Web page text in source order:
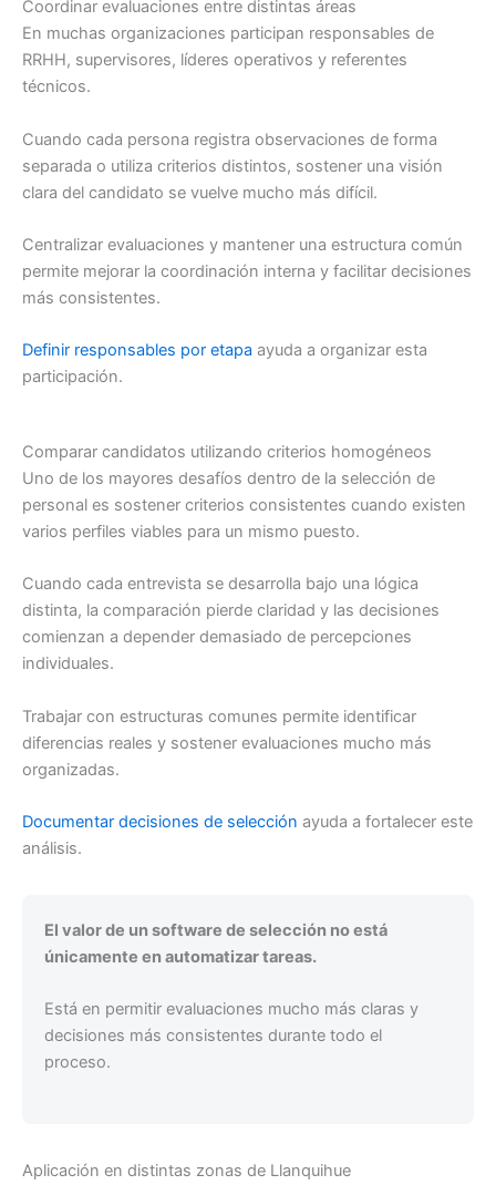
Coordinar evaluaciones entre distintas áreas
En muchas organizaciones participan responsables de
RRHH, supervisores, líderes operativos y referentes
técnicos.
Cuando cada persona registra observaciones de forma
separada o utiliza criterios distintos, sostener una visión
clara del candidato se vuelve mucho más difícil.
Centralizar evaluaciones y mantener una estructura común
permite mejorar la coordinación interna y facilitar decisiones
más consistentes.
Definir responsables por etapa ayuda a organizar esta
participación.
Comparar candidatos utilizando criterios homogéneos
Uno de los mayores desafíos dentro de la selección de
personal es sostener criterios consistentes cuando existen
varios perfiles viables para un mismo puesto.
Cuando cada entrevista se desarrolla bajo una lógica
distinta, la comparación pierde claridad y las decisiones
comienzan a depender demasiado de percepciones
individuales.
Trabajar con estructuras comunes permite identificar
diferencias reales y sostener evaluaciones mucho más
organizadas.
Documentar decisiones de selección ayuda a fortalecer este
análisis.
El valor de un software de selección no está
únicamente en automatizar tareas.
Está en permitir evaluaciones mucho más claras y
decisiones más consistentes durante todo el
proceso.
Aplicación en distintas zonas de Llanquihue